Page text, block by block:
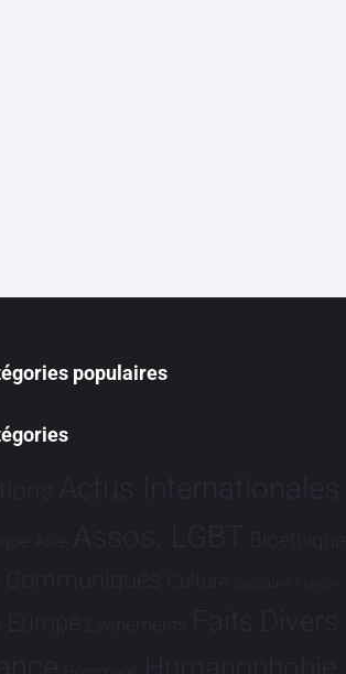
populaires
Actus Internationales
Asie Assos. LGBT Bioéthique
Communiqués Culture Dialogues France-
Europe Evénements Faits Divers
Humanophobie